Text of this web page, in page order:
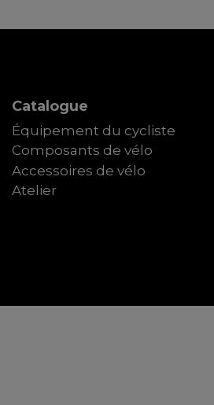
Catalogue
Équipement du cycliste
Composants de vélo
Accessoires de vélo
Atelier